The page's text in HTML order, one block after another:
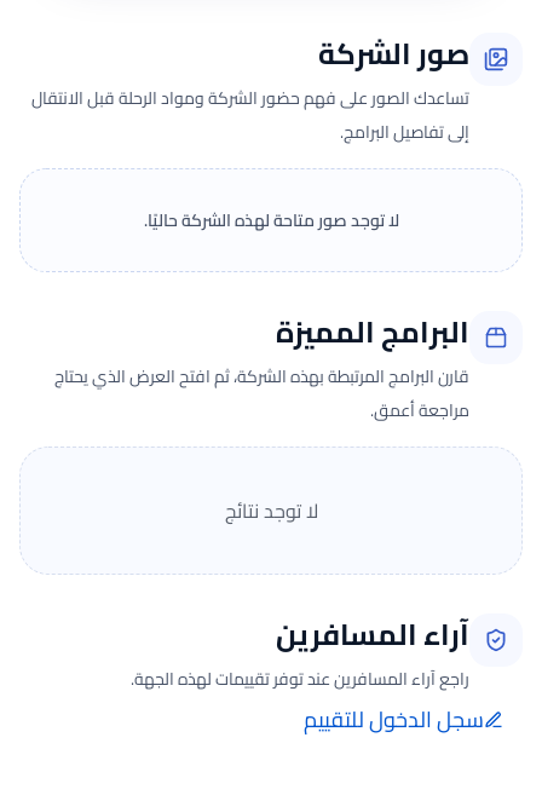
صور الشركة
تساعدك الصور على فهم حضور الشركة ومواد الرحلة قبل الانتقال
إلى تفاصيل البرامج.
لا توجد صور متاحة لهذه الشركة حاليًا.
البرامج المميزة
قارن البرامج المرتبطة بهذه الشركة، ثم افتح العرض الذي يحتاج
مراجعة أعمق.
لا توجد نتائج
آراء المسافرين
راجع آراء المسافرين عند توفر تقييمات لهذه الجهة.
سجل الدخول للتقييم